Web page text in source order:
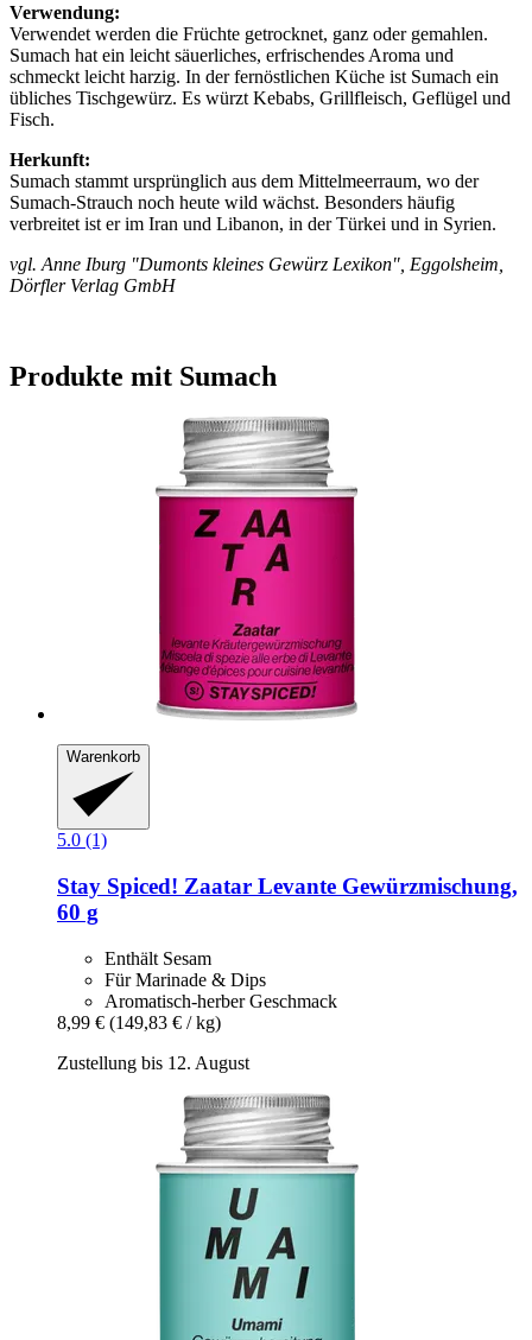
Verwendung:
Verwendet werden die Früchte getrocknet, ganz oder gemahlen.
Sumach hat ein leicht säuerliches, erfrischendes Aroma und
schmeckt leicht harzig. In der fernöstlichen Küche ist Sumach ein
übliches Tischgewürz. Es würzt Kebabs, Grillfleisch, Geflügel und
Fisch.
Herkunft:
Sumach stammt ursprünglich aus dem Mittelmeerraum, wo der
Sumach-Strauch noch heute wild wächst. Besonders häufig
verbreitet ist er im Iran und Libanon, in der Türkei und in Syrien.
vgl. Anne Iburg "Dumonts kleines Gewürz Lexikon", Eggolsheim,
Dörfler Verlag GmbH
Produkte mit Sumach
Warenkorb
5.0 (1)
Stay Spiced! Zaatar Levante Gewürzmischung,
60 g
Enthält Sesam
Für Marinade & Dips
Aromatisch-herber Geschmack
8,99 € (149,83 € / kg)
Zustellung bis 12. August